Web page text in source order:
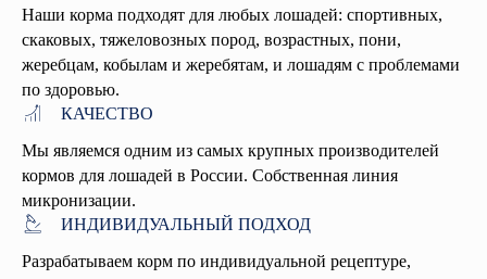
Наши корма подходят для любых лошадей: спортивных,
скаковых, тяжеловозных пород, возрастных, пони,
жеребцам, кобылам и жеребятам, и лошадям с проблемами
по здоровью.
КАЧЕСТВО
Мы являемся одним из самых крупных производителей
кормов для лошадей в России. Собственная линия
микронизации.
ИНДИВИДУАЛЬНЫЙ ПОДХОД
Разрабатываем корм по индивидуальной рецептуре,
ПОДРОБНЕЕ
Мы изготавливаем корма на собственной
производственной базе, из экологически
чистых ингредиентов, выращенных на
нашей ферме в Калужской области. Не
держим складов с готовой продукцией: все
корма изготавливаются и фасуются
непосредственно перед доставкой,
согласно вашим заказам